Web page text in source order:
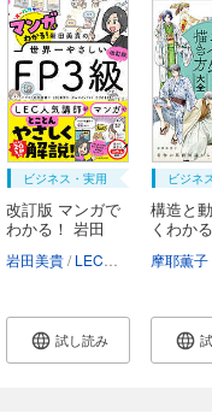
ビジネス・実用
改訂版 マンガで
わかる！ 岩田
岩田美貴 LEC東京リーガルマインド
試し読み
ビジネ
構造と
くわか
摩耶薫子